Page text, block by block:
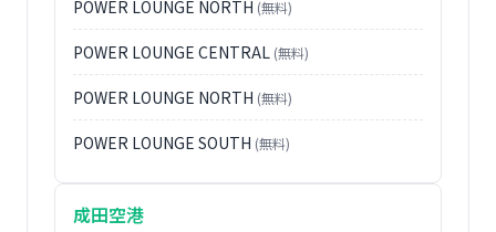
POWER LOUNGE NORTH (無料)
POWER LOUNGE CENTRAL (無料)
POWER LOUNGE NORTH (無料)
POWER LOUNGE SOUTH (無料)
成田空港